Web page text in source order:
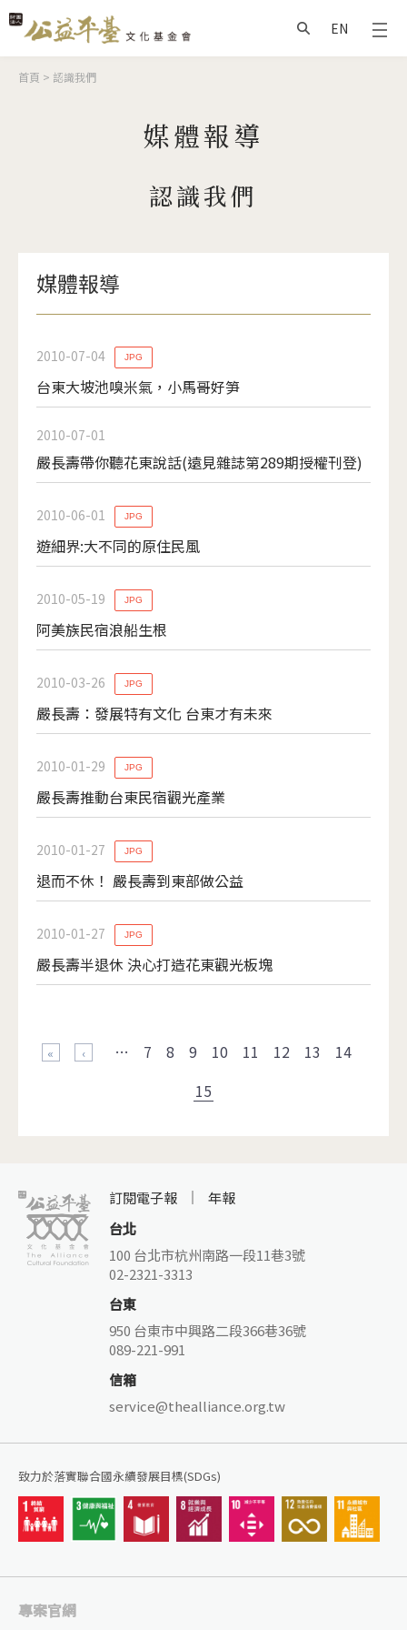
搜尋
EN
您在這裡
首頁 > 認識我們
媒體報導
認識我們
媒體報導
2010-07-04
台東大坡池嗅米氣，小馬哥好笋
JPG
2010-07-01
嚴長壽帶你聽花東說話(遠見雜誌第289期授權刊登)
2010-06-01
遊細界:大不同的原住民風
JPG
2010-05-19
阿美族民宿浪船生根
JPG
2010-03-26
嚴長壽：發展特有文化 台東才有未來
JPG
2010-01-29
嚴長壽推動台東民宿觀光產業
JPG
2010-01-27
退而不休！ 嚴長壽到東部做公益
JPG
2010-01-27
嚴長壽半退休 決心打造花東觀光板塊
JPG
… 7 8 9 10 11 12 13
14
15
訂閱電子報
年報
台北
100 台北市杭州南路一段11巷3號
02-2321-3313
台東
950 台東市中興路二段366巷36號
089-221-991
信箱
service@thealliance.org.tw
致力於落實聯合國永續發展目標(SDGs)
專案官網